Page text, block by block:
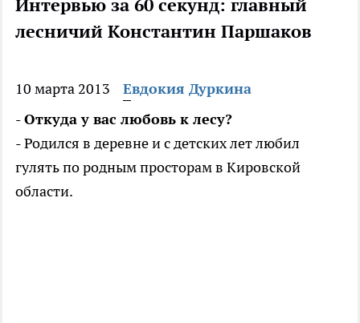
Интервью за 60 секунд: главный
лесничий Константин Паршаков
10 марта 2013
Евдокия Дуркина
- Откуда у вас любовь к лесу?
- Родился в деревне и с детских лет любил
гулять по родным просторам в Кировской
области.